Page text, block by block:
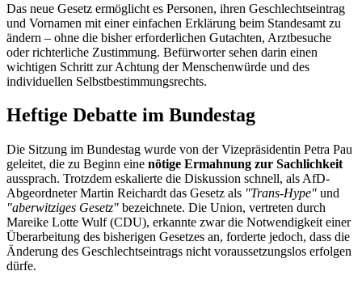
Das neue Gesetz ermöglicht es Personen, ihren Geschlechtseintrag
und Vornamen mit einer einfachen Erklärung beim Standesamt zu
ändern – ohne die bisher erforderlichen Gutachten, Arztbesuche
oder richterliche Zustimmung. Befürworter sehen darin einen
wichtigen Schritt zur Achtung der Menschenwürde und des
individuellen Selbstbestimmungsrechts.
Heftige Debatte im Bundestag
Die Sitzung im Bundestag wurde von der Vizepräsidentin Petra Pau
geleitet, die zu Beginn eine nötige Ermahnung zur Sachlichkeit
aussprach. Trotzdem eskalierte die Diskussion schnell, als AfD-
Abgeordneter Martin Reichardt das Gesetz als "Trans-Hype" und
"aberwitziges Gesetz" bezeichnete. Die Union, vertreten durch
Mareike Lotte Wulf (CDU), erkannte zwar die Notwendigkeit einer
Überarbeitung des bisherigen Gesetzes an, forderte jedoch, dass die
Änderung des Geschlechtseintrags nicht voraussetzungslos erfolgen
dürfe.